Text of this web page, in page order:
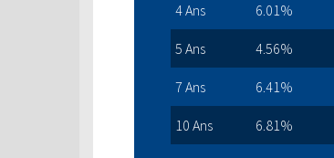
4 Ans 6.01%
5 Ans 4.56%
7 Ans 6.41%
10 Ans 6.81%